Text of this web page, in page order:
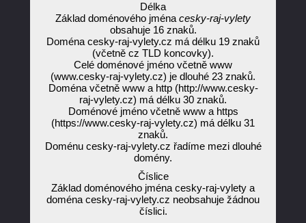
Délka
Základ doménového jména cesky-raj-vylety
obsahuje 16 znaků.
Doména cesky-raj-vylety.cz má délku 19 znaků
(včetně cz TLD koncovky).
Celé doménové jméno včetně www
(www.cesky-raj-vylety.cz) je dlouhé 23 znaků.
Doména včetně www a http (http://www.cesky-
raj-vylety.cz) má délku 30 znaků.
Doménové jméno včetně www a https
(https://www.cesky-raj-vylety.cz) má délku 31
znaků.
Doménu cesky-raj-vylety.cz řadíme mezi dlouhé
domény.
Číslice
Základ doménového jména cesky-raj-vylety a
doména cesky-raj-vylety.cz neobsahuje žádnou
číslici.